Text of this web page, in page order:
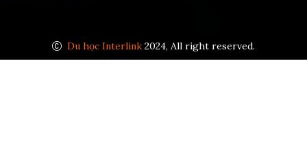
Du học Interlink 2024, All right reserved.